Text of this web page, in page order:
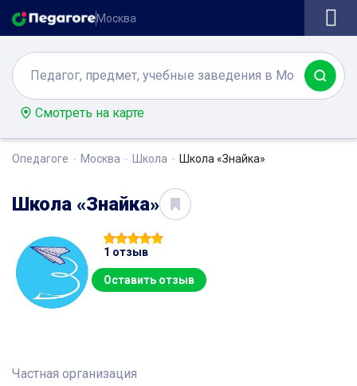
Москва
Смотреть на карте
Опедагоге Москва Школа Школа «Знайка»
Школа «Знайка»
1 отзыв
Оставить отзыв
Частная организация